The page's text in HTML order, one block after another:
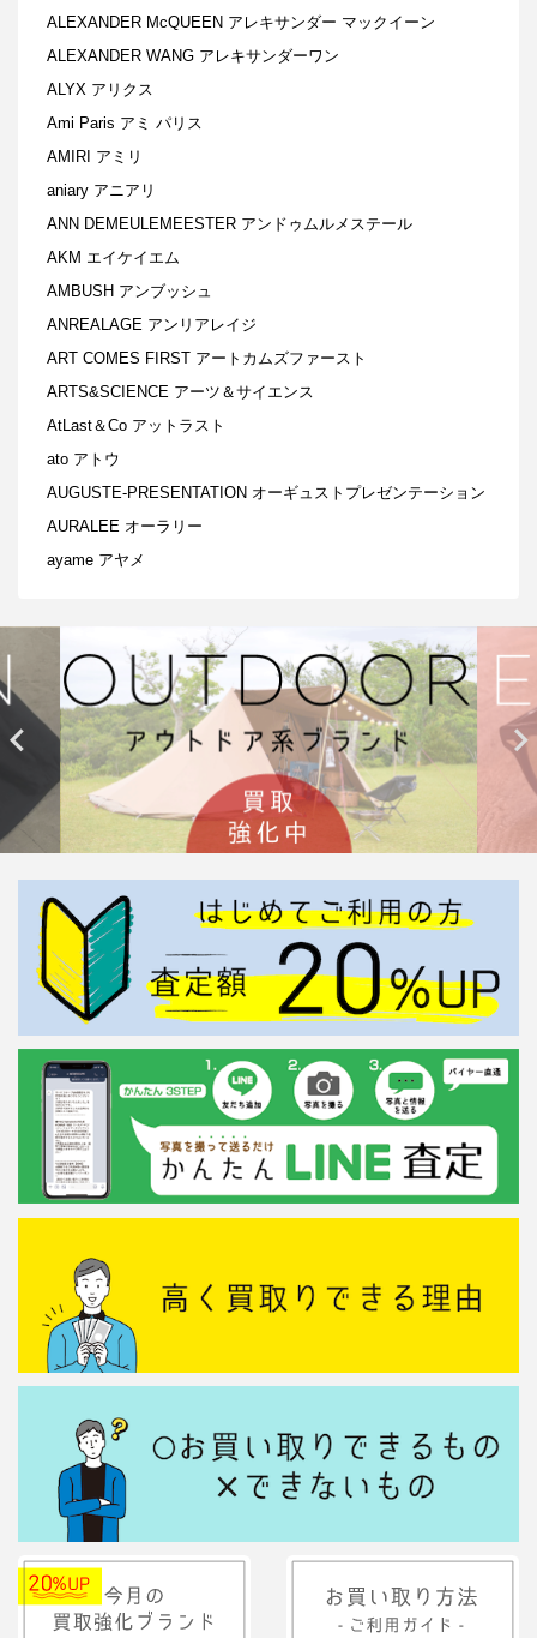
ALEXANDER McQUEEN アレキサンダー マックイーン
ALEXANDER WANG アレキサンダーワン
ALYX アリクス
Ami Paris アミ パリス
AMIRI アミリ
aniary アニアリ
ANN DEMEULEMEESTER アンドゥムルメステール
AKM エイケイエム
AMBUSH アンブッシュ
ANREALAGE アンリアレイジ
ART COMES FIRST アートカムズファースト
ARTS&SCIENCE アーツ＆サイエンス
AtLast＆Co アットラスト
ato アトウ
AUGUSTE-PRESENTATION オーギュストプレゼンテーション
AURALEE オーラリー
ayame アヤメ
 